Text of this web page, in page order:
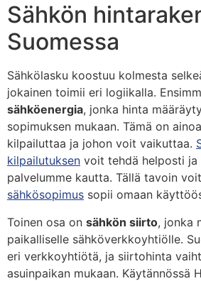
Sähkön
Suomessa
Sähkölasku koostuu kolmesta
jokainen toimii eri logiikalla.
sähköenergia, jonka hinta
sopimuksen mukaan. Tämä on
kilpailuttaa ja johon voit vaikuttaa.
kilpailutuksen voit tehdä helposti ja
palvelumme kautta. Tällä tavoin
sähkösopimus sopii omaan
Toinen osa on sähkön siirto, jonka
paikalliselle sähköverkkoyhtiölle.
eri verkkoyhtiötä, ja siirtohinta
asuinpaikan mukaan. Käytännössä